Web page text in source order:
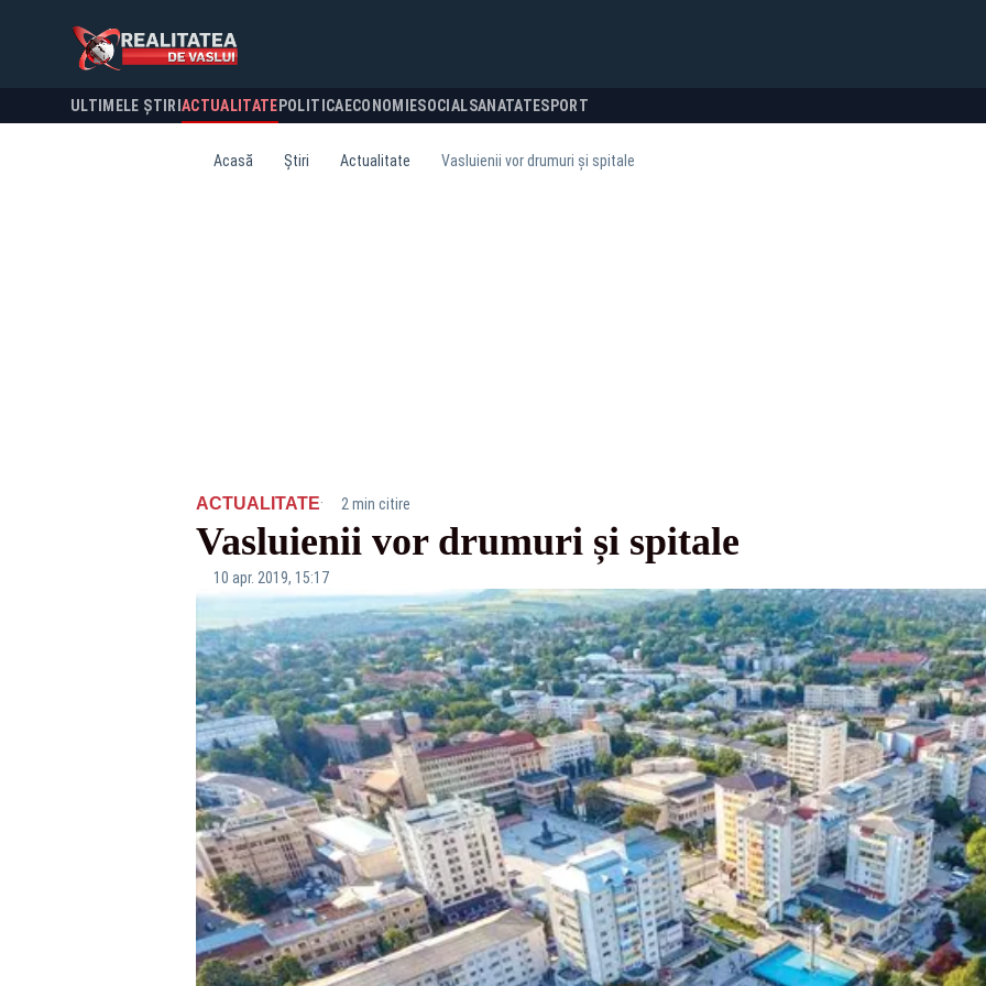
ULTIMELE ȘTIRI ACTUALITATE POLITICA ECONOMIESOCIALSANATATESPORT
Acasă Știri Actualitate Vasluienii vor drumuri și spitale
ACTUALITATE· 2 min citire
Vasluienii vor drumuri și spitale
10 apr. 2019, 15:17